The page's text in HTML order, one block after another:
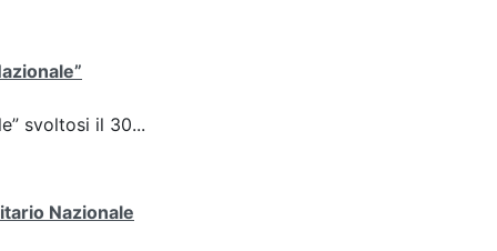
svoltosi il 30...
Nazionale